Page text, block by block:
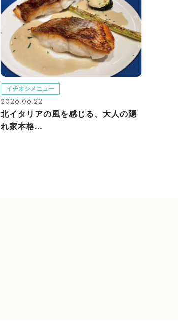
イチオシメニュー
2026.06.22
北イタリアの風を感じる、大人の隠
れ家本格...